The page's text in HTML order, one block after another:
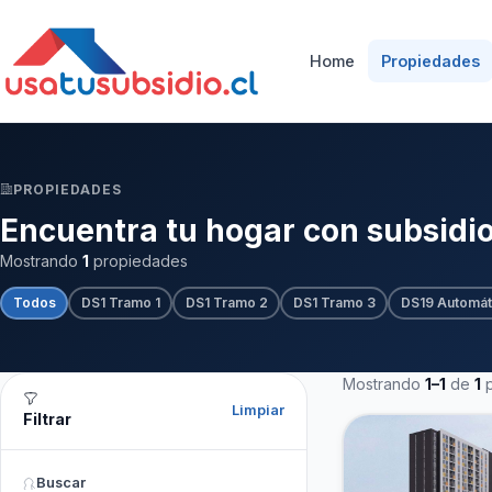
Home Propiedades
PROPIEDADES
Encuentra tu hogar con
Mostrando 1 propiedades
Todos DS1 Tramo 1 DS1 Tramo 2 DS1 Tramo 3 DS19
Filtrar Limpiar
Buscar
Mostrando 1–1 de 1